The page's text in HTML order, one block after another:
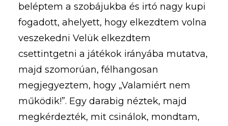
beléptem a szobájukba és irtó nagy kupi
fogadott, ahelyett, hogy elkezdtem volna
veszekedni Velük elkezdtem
csettintgetni a játékok irányába mutatva,
majd szomorúan, félhangosan
megjegyeztem, hogy „Valamiért nem
működik!”. Egy darabig néztek, majd
megkérdezték, mit csinálok, mondtam,